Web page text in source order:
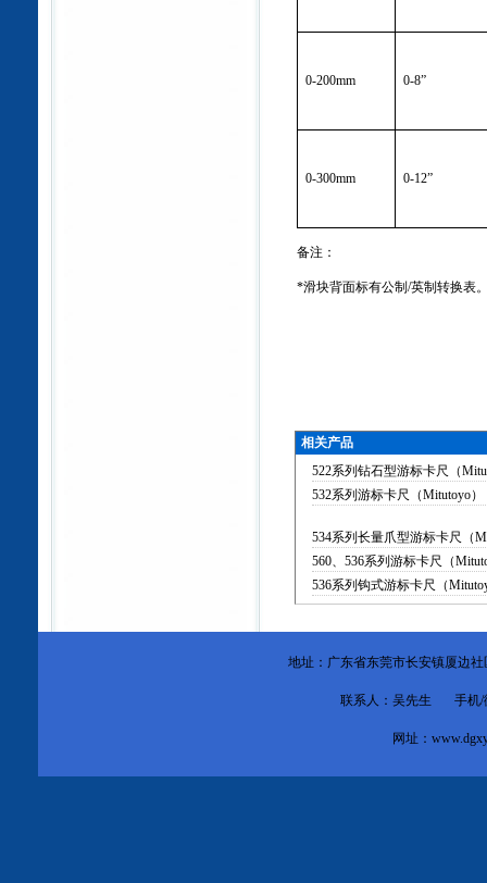
0-200mm 0-8”
0-300mm 0-12”
备注：
*滑块背面标有公制/英制转换表
相关产品
522系列钻石型游标卡尺（
532系列游标卡尺（Mitutoyo）
534系列长量爪型游标卡尺（
560、536系列游标卡尺（
536系列钩式游标卡尺（
地址：广东省东莞市长安镇厦边
联系人：吴先生 手机/
网址：